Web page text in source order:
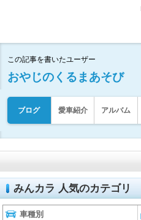
この記事を書いたユーザー
おやじのくるまあそび
ブログ 愛車紹介 アルバム
みんカラ 人気のカテゴリ
車種別